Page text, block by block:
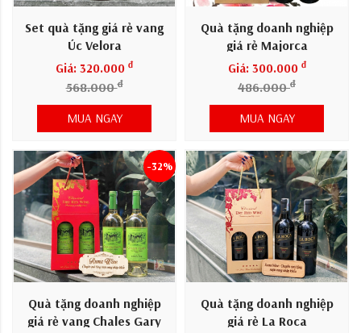
Set quà tặng giá rẻ vang
Úc Velora
Giá: 320.000 đ
568.000đ
MUA NGAY
Quà tặng doanh nghiệp
giá rẻ Majorca
Giá: 300.000 đ
486.000đ
MUA NGAY
Quà tặng doanh nghiệp
giá rẻ vang Chales Gary
-32%
Quà tặng doanh nghiệp
giá rẻ La Roca